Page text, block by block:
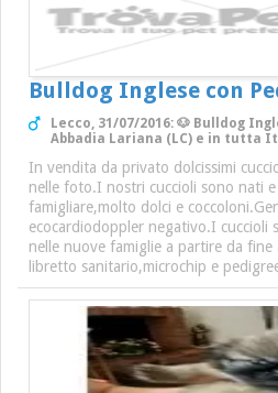
Bulldog Inglese con
Lecco, 31/07/2016: 🐶 Bulldog
Abbadia Lariana (LC) e in tutta
In vendita da privato dolcissimi
nelle foto.I nostri cuccioli sono nati
famigliare,molto dolci e
ecocardiodoppler negativo.I cuccioli
nelle nuove famiglie a partire da fine
libretto sanitario,microchip e